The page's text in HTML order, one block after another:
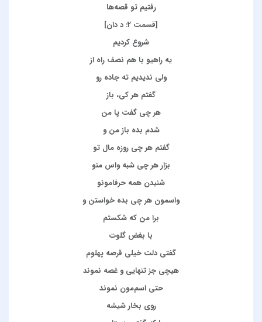
رفتیم تو قصه‌ها
[قسمت ۲: د دان]
شروع کردیم
یه راهیو با هم نصف راه از
ولی ندیدیم ته جاده رو
گفتم هر کی، باز
هر چی گفت پا من
شدم بده باز من و
گفتم هر چی روزه مال تو
بزار هر چی شبه واس منو
شنیدن همه حرفامونو
واسمون هر چی بده خواستن و
برا من که شکستم
با بغض گلوت
گفتی دلت خیلی قرصه پهلوم
هیچی جز تنهایی و غصه نموند
حتی اسم‌مون نموند
روی بخار شیشه